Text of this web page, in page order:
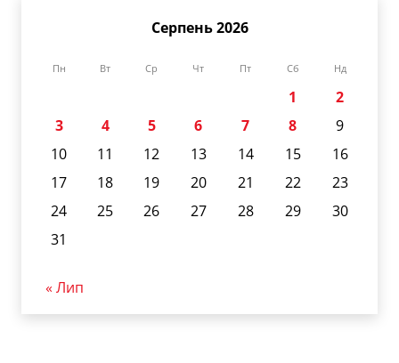
Серпень 2026
Пн Вт Ср Чт Пт Сб Нд
1
2
3
4 5 6 7 8
9
10
11 12 13 14 15
16
17
18 19 20 21 22
23
24
25 26 27 28 29
30
31
« Лип